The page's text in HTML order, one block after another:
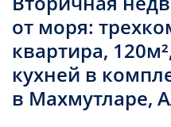
от моря:
квартира,
кухней в
в Махмутларе,